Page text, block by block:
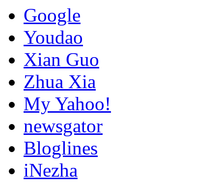
Google
Youdao
Xian Guo
Zhua Xia
My Yahoo!
newsgator
Bloglines
iNezha